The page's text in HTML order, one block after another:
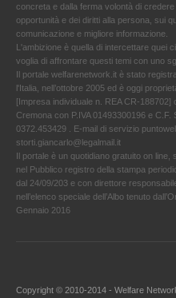
concreta e dalla ferma volontà di
opportunità e dei diritti alla persona, sui
comunicazione e migliore informazione.
L'ambizione è quella di intercettare quei
voglia di affrontare questi temi con uno
Il portale welfarenetwork.it è stato
l'Italia, nell’ottobre 2005 ed è oggi
[Impresa individuale n. REA CR-
Cremona con P.IVA 01493300196 e
0372.453429 . E-mail di servizio
storti.giancarlo@legalmail.it
Il portale è un quotidiano gratuito on
nel Pubblico registro della stampa
dal 24/09/203 e con direttore
nell’elenco speciale dell’Albo tenuto
Gennaio 2016
Copyright © 2010-2014 - Welfare